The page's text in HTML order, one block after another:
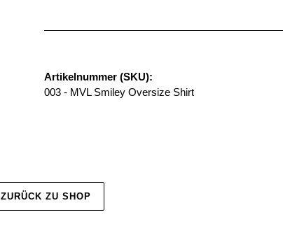
Artikelnummer (SKU):
003 - MVL Smiley Oversize Shirt
ZURÜCK ZU SHOP